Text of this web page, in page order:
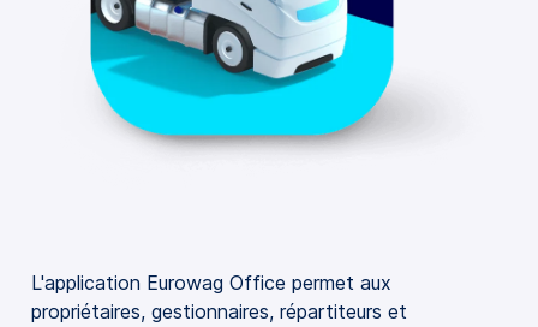
L'application Eurowag Office permet aux
propriétaires, gestionnaires, répartiteurs et